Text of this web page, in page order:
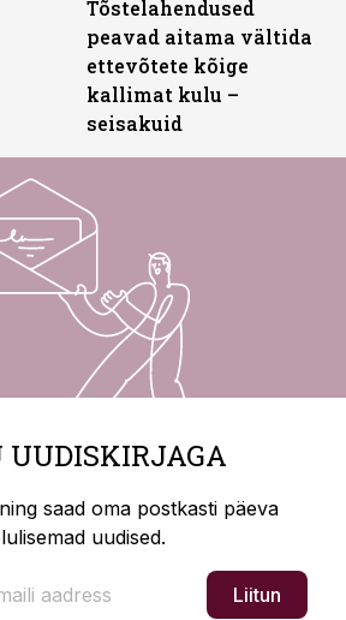
Tõstelahendused
peavad aitama vältida
ettevõtete kõige
kallimat kulu –
seisakuid
saad oma postkasti päeva
uudised.
Liitun